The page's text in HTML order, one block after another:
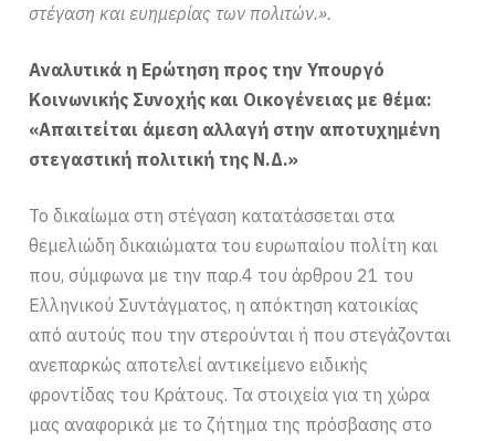
στέγαση και ευημερίας των πολιτών.».
Αναλυτικά η Ερώτηση προς την Υπουργό
Κοινωνικής Συνοχής και Οικογένειας με θέμα:
«Απαιτείται άμεση αλλαγή στην αποτυχημένη
στεγαστική πολιτική της Ν.Δ.»
Το δικαίωμα στη στέγαση κατατάσσεται στα
θεμελιώδη δικαιώματα του ευρωπαίου πολίτη και
που, σύμφωνα με την παρ.4 του άρθρου 21 του
Ελληνικού Συντάγματος, η απόκτηση κατοικίας
από αυτούς που την στερούνται ή που στεγάζονται
ανεπαρκώς αποτελεί αντικείμενο ειδικής
φροντίδας του Κράτους. Τα στοιχεία για τη χώρα
μας αναφορικά με το ζήτημα της πρόσβασης στο